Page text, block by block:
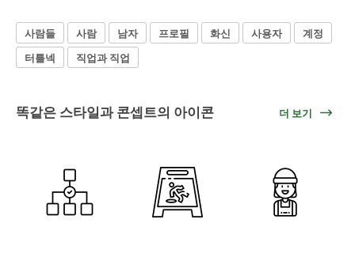
사람들 사람 남자 프로필 화신 사용자
계정
터틀넥
직업과 직업
똑같은 스타일과 콘셉트의 아이콘 더 보기